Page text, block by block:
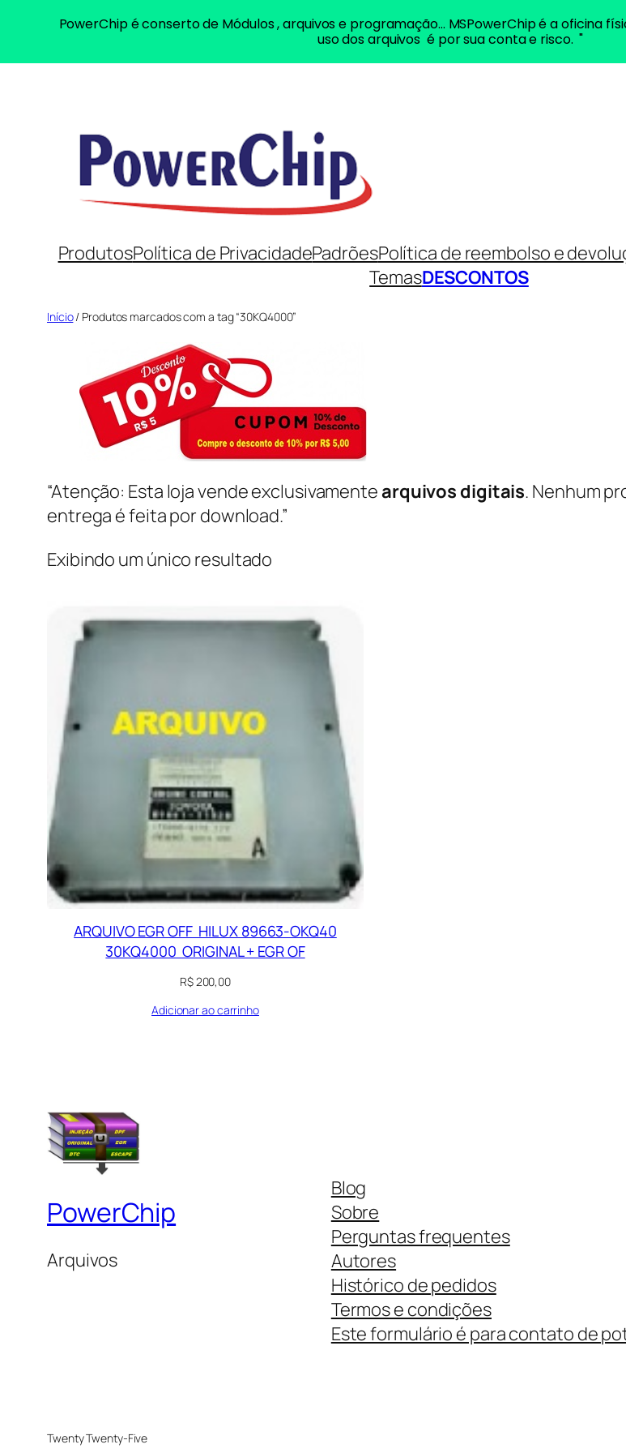
ProdutosPolítica de PrivacidadePadrõesPolítica de reembolso e
TemasDESCONTOS
Início/ Produtos marcados com a tag “30KQ4000”
“Atenção: Esta loja vende exclusivamentearquivos digitais. Nenhum
entrega é feita por download.”
Exibindo um único resultado
ARQUIVO EGR OFF HILUX 89663-OKQ40
30KQ4000 ORIGINAL + EGR OF
R$200,00
Adicionar ao carrinho
PowerChip
Arquivos
Blog
Sobre
Perguntas frequentes
Autores
Histórico de pedidos
Termos e condições
Este formulário é para contato de
Twenty Twenty-Five
PowerChip é conserto de Módulos , arquivos e programação... MSPowerChip é a oficina
uso dos arquivos é por sua conta e risco. "